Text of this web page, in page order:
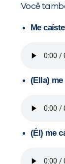
Você
Me
(Ella) me
(Él) me